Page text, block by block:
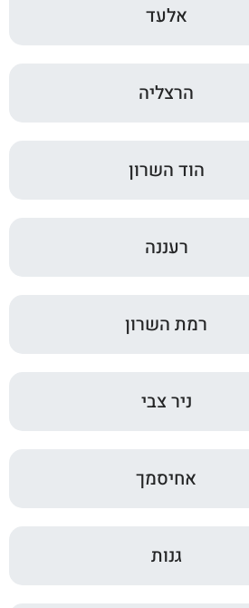
אלעד
הרצליה
הוד השרון
רעננה
רמת השרון
ניר צבי
אחיסמך
גנות